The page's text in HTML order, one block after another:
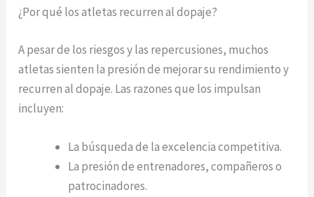
¿Por qué los atletas recurren al dopaje?
A pesar de los riesgos y las repercusiones, muchos
atletas sienten la presión de mejorar su rendimiento y
recurren al dopaje. Las razones que los impulsan
incluyen:
La búsqueda de la excelencia competitiva.
La presión de entrenadores, compañeros o
patrocinadores.